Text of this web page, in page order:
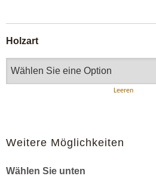
Holzart
Leeren
Weitere Möglichkeiten
Wählen Sie unten